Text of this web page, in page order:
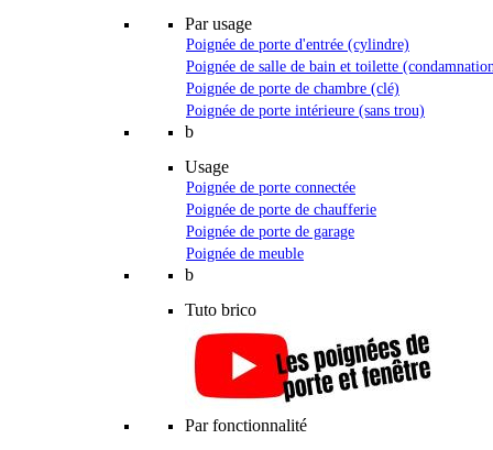
Par usage
Poignée de porte d'entrée (cylindre)
Poignée de salle de bain et toilette
Poignée de porte de chambre (clé)
Poignée de porte intérieure (sans trou)
b
Usage
Poignée de porte connectée
Poignée de porte de chaufferie
Poignée de porte de garage
Poignée de meuble
b
Tuto brico
Par fonctionnalité